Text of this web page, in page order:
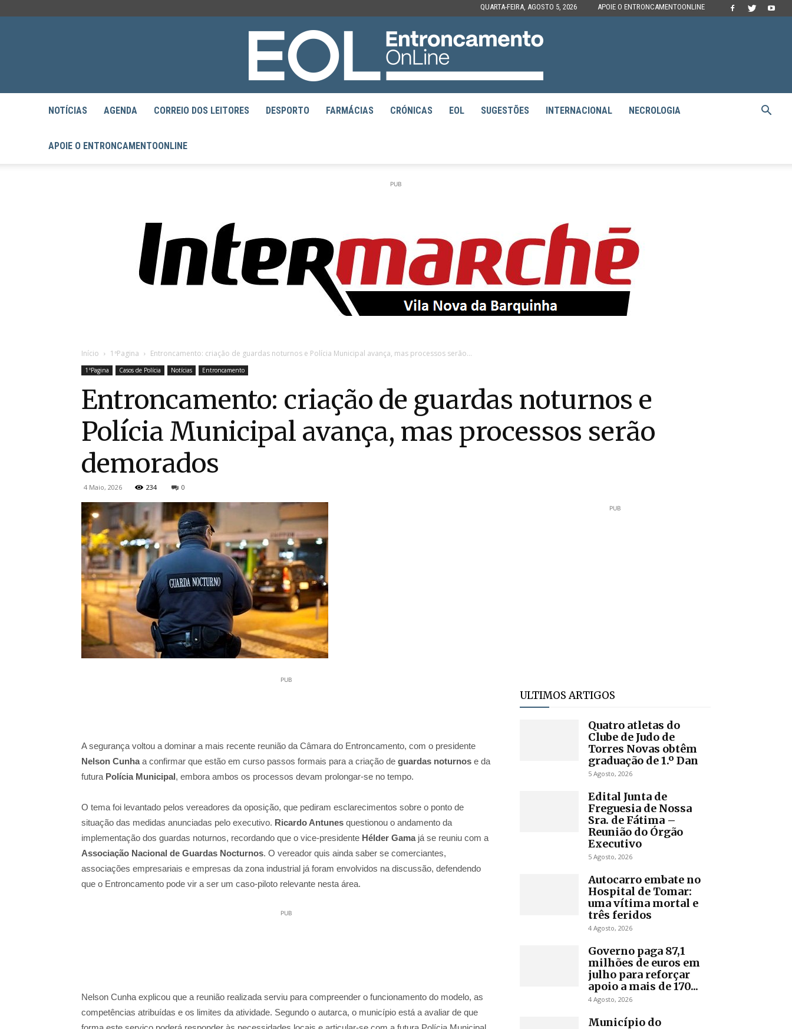
QUARTA-FEIRA, AGOSTO 5, 2026 APOIE O ENTRONCAMENTOONLINE
EntroncamentoOnline
NOTÍCIAS AGENDA CORREIO DOS LEITORES DESPORTO FARMÁCIAS CRÓNICAS EOL SUGESTÕES INTERNACIONAL NECROLOGIA
APOIE O ENTRONCAMENTOONLINE
PUB
Início 1ªPagina Entroncamento: criação de guardas noturnos e Polícia Municipal avança, mas processos serão...
1ªPagina Casos de Polícia Notícias Entroncamento
Entroncamento: criação de guardas noturnos e
Polícia Municipal avança, mas processos serão
demorados
4 Maio, 2026 234 0
PUB
A segurança voltou a dominar a mais recente reunião da Câmara do Entroncamento, com o presidente
Nelson Cunhaa confirmar que estão em curso passos formais para a criação de guardas noturnos e da
futura Polícia Municipal, embora ambos os processos devam prolongar‑se no tempo.
O tema foi levantado pelos vereadores da oposição, que pediram esclarecimentos sobre o ponto de
situação das medidas anunciadas pelo executivo. Ricardo Antunes questionou o andamento da
implementação dos guardas noturnos, recordando que o vice‑presidente Hélder Gamajá se reuniu com a
Associação Nacional de Guardas Nocturnos. O vereador quis ainda saber se comerciantes,
associações empresariais e empresas da zona industrial já foram envolvidos na discussão, defendendo
que o Entroncamento pode vir a ser um caso‑piloto relevante nesta área.
PUB
Nelson Cunha explicou que a reunião realizada serviu para compreender o funcionamento do modelo, as
competências atribuídas e os limites da atividade. Segundo o autarca, o município está a avaliar de que
PUB
ULTIMOS ARTIGOS
Quatro atletas do
Clube de Judo de
Torres Novas obtêm
graduação de 1.º Dan
5 Agosto, 2026
Edital Junta de
Freguesia de Nossa
Sra. de Fátima –
Reunião do Órgão
Executivo
5 Agosto, 2026
Autocarro embate no
Hospital de Tomar:
uma vítima mortal e
três feridos
4 Agosto, 2026
Governo paga 87,1
milhões de euros em
julho para reforçar
apoio a mais de 170...
4 Agosto, 2026
Município do